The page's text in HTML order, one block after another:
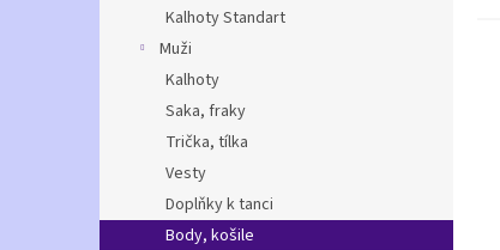
Kalhoty Standart
Muži
Kalhoty
Saka, fraky
Trička, tílka
Vesty
Doplňky k tanci
Body, košile